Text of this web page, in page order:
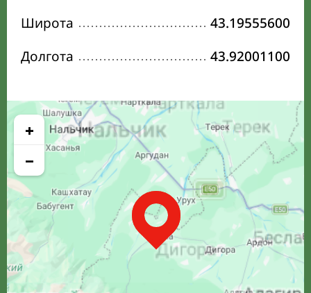
Широта
43.19555600
Долгота
43.92001100
+
−